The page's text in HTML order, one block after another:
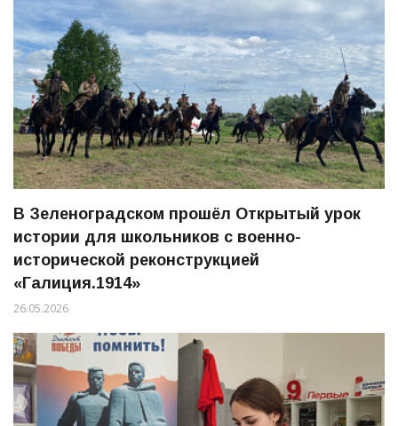
В Зеленоградском прошёл Открытый урок
истории для школьников с военно-
исторической реконструкцией
«Галиция.1914»
26.05.2026